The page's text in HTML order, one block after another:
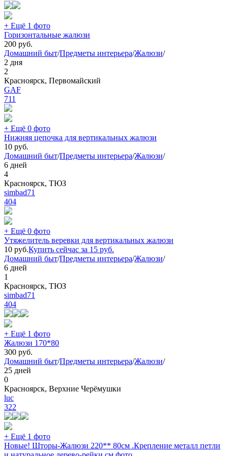
+ Ещё 1 фото
Горизонтальные жалюзи
200 руб.
Домашний быт/Предметы интерьера/Жалюзи/
2 дня
2
Красноярск, Первомайский
GAF
711
+ Ещё 0 фото
Нижняя цепочка для вертикальных жалюзи
10 руб.
Домашний быт/Предметы интерьера/Жалюзи/
6 дней
4
Красноярск, ТЮЗ
simbad71
404
+ Ещё 0 фото
Утяжелитель веревки для вертикальных жалюзи
10 руб.Купить сейчас за 15 руб.
Домашний быт/Предметы интерьера/Жалюзи/
6 дней
1
Красноярск, ТЮЗ
simbad71
404
+ Ещё 1 фото
Жалюзи 170*80
300 руб.
Домашний быт/Предметы интерьера/Жалюзи/
25 дней
0
Красноярск, Верхние Черёмушки
luc
322
+ Ещё 1 фото
Новые! Шторы-Жалюзи 220** 80см .Крепление металл петли